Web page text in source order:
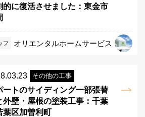
的に復活させました：東金市
フ オリエンタルホームサービス
その他の工事
ートのサイディング一部張替
外壁・屋根の塗装工事：千葉
葉区加曽利町